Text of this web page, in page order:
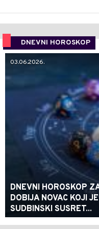
DNEVNI HOROSKOP
03.06.2026.
DNEVNI HOROSKOP
DOBIJA NOVAC KOJI
SUDBINSKI SUSRET...